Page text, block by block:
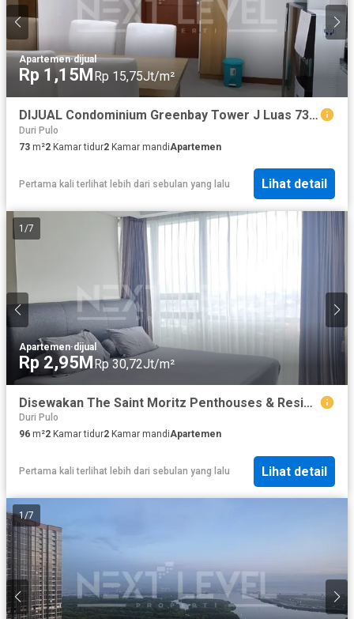
Apartemen·dijual
Rp 1,15MRp 15,75Jt/m²
DIJUAL Condominium Greenbay Tower J Luas 73m² Middle floor
Duri Pulo
73 m²2 Kamar tidur2 Kamar mandiApartemen
Pertama kali terlihat lebih dari sebulan yang lalu Lihat detail
1 /7
Apartemen·dijual
Rp 2,95MRp 30,72Jt/m²
Disewakan The Saint Moritz Penthouses & Residences Private Lift luas 96m
Duri Pulo
96 m²2 Kamar tidur2 Kamar mandiApartemen
Pertama kali terlihat lebih dari sebulan yang lalu Lihat detail
1/7